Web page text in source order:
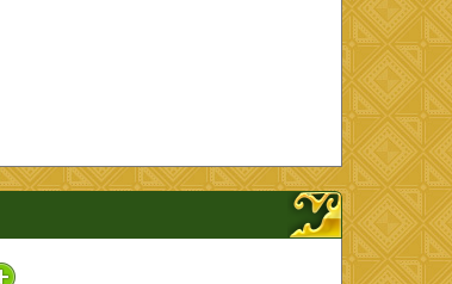
アイコン / ラインナップを開く、閉じる